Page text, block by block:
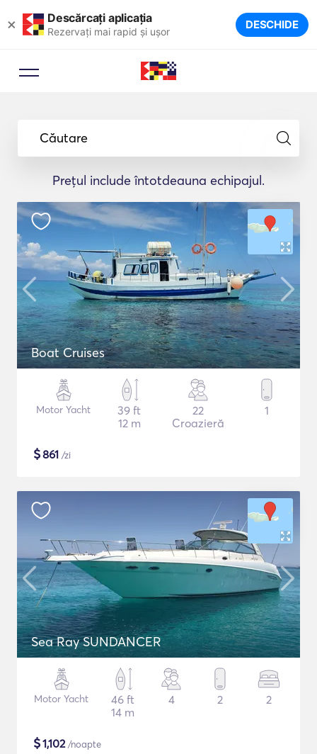
× Descărcați aplicația
Rezervați mai rapid și ușor DESCHIDE
Căutare
Prețul include întotdeauna echipajul.
Boat Cruises
Motor Yacht
39 ft
12 m
22
Croazieră
1
$861 /zi
Sea Ray SUNDANCER
Motor Yacht
46 ft
14 m
4 2 2
$1,102/noapte